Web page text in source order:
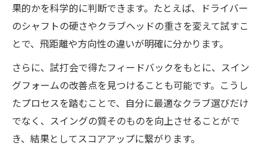
果的かを科学的に判断できます。たとえば、ドライバー
のシャフトの硬さやクラブヘッドの重さを変えて試すこ
とで、飛距離や方向性の違いが明確に分かります。
さらに、試打会で得たフィードバックをもとに、スイン
グフォームの改善点を見つけることも可能です。こうし
たプロセスを踏むことで、自分に最適なクラブ選びだけ
でなく、スイングの質そのものを向上させることがで
き、結果としてスコアアップに繋がります。